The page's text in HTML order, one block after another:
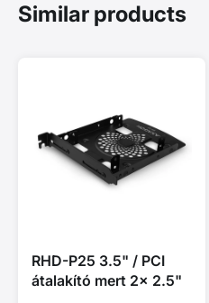
Similar products
RHD-P25 3.5" / PCI
átalakító mert 2x 2.5"